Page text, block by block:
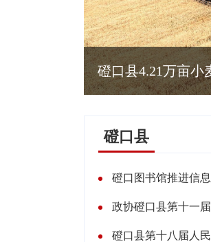
磴口县4.21万亩小
磴口县
磴口图书馆推进信
政协磴口县第十一
磴口县第十八届人